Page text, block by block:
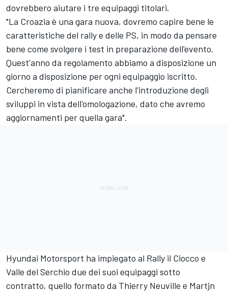
dovrebbero aiutare i tre equipaggi titolari.
"La Croazia è una gara nuova, dovremo capire bene le
caratteristiche del rally e delle PS, in modo da pensare
bene come svolgere i test in preparazione dell'evento.
Quest'anno da regolamento abbiamo a disposizione un
giorno a disposizione per ogni equipaggio iscritto.
Cercheremo di pianificare anche l'introduzione degli
sviluppi in vista dell'omologazione, dato che avremo
aggiornamenti per quella gara".
Hyundai Motorsport ha impiegato al Rally il Ciocco e
Valle del Serchio due dei suoi equipaggi sotto
contratto, quello formato da Thierry Neuville e Martjn